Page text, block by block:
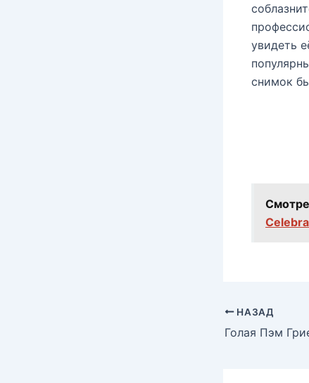
увидеть
снимок
НАЗАД